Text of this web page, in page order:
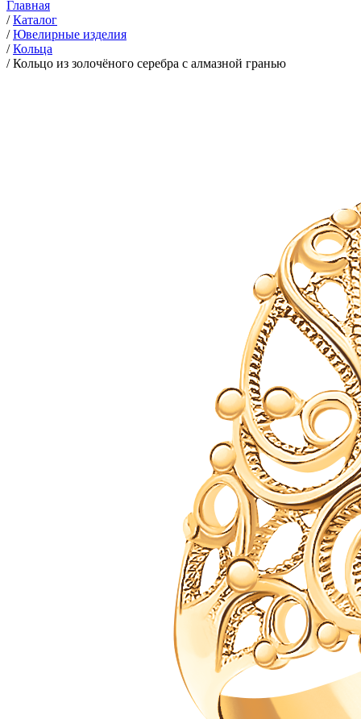
Главная
/ Каталог
/ Ювелирные изделия
/ Кольца
/ Кольцо из золочёного серебра с алмазной гранью